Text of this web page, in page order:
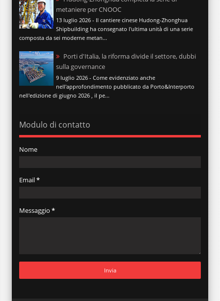
metaniere per CNOOC
13 luglio 2026 - Il cantiere cinese Hudong-Zhonghua
Shipbuilding ha consegnato l'ultima unità di una serie
composta da sei moderne metan...
Porti d'Italia, la riforma divide il settore, dubbi
sulla governance
9 luglio 2026 - Come evidenziato anche
nell'approfondimento pubblicato da Porto&Interporto
nell'edizione di giugno 2026 , il pe...
Modulo di contatto
Nome
Email*
Messaggio *